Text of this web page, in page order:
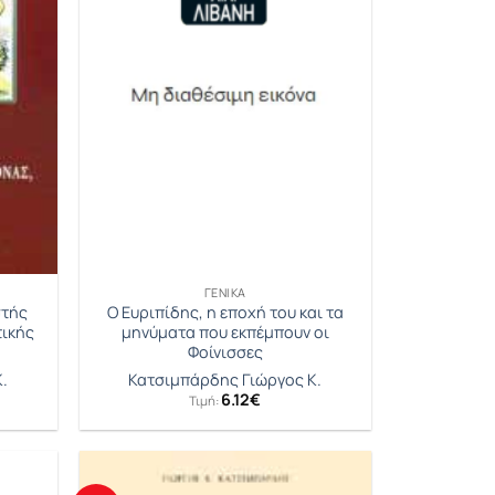
ΓΕΝΙΚΆ
Ο Ευριπίδης, η εποχή του και τα
μηνύματα που εκπέμπουν οι
Φοίνισσες
Κατσιμπάρδης Γιώργος Κ.
Τιμή: 6.12€